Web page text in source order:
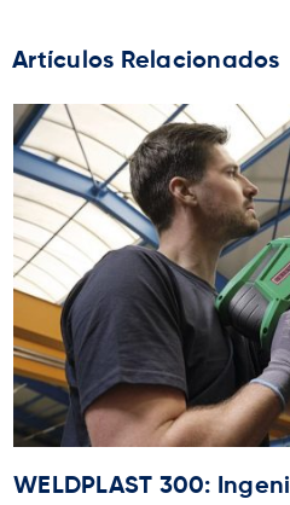
Artículos Relacionados
WELDPLAST 300: